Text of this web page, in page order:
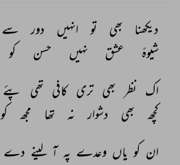
دیکھنا بھی تو انہیں دور سے
شیوۂ
عشق نہیں حسن کو
اک نظر بھی تری کافی تھی پئے
کچھ
بھی دشوار نہ تھا مجھ کو
ان کو یاں وعدے پہ آ لینے دے